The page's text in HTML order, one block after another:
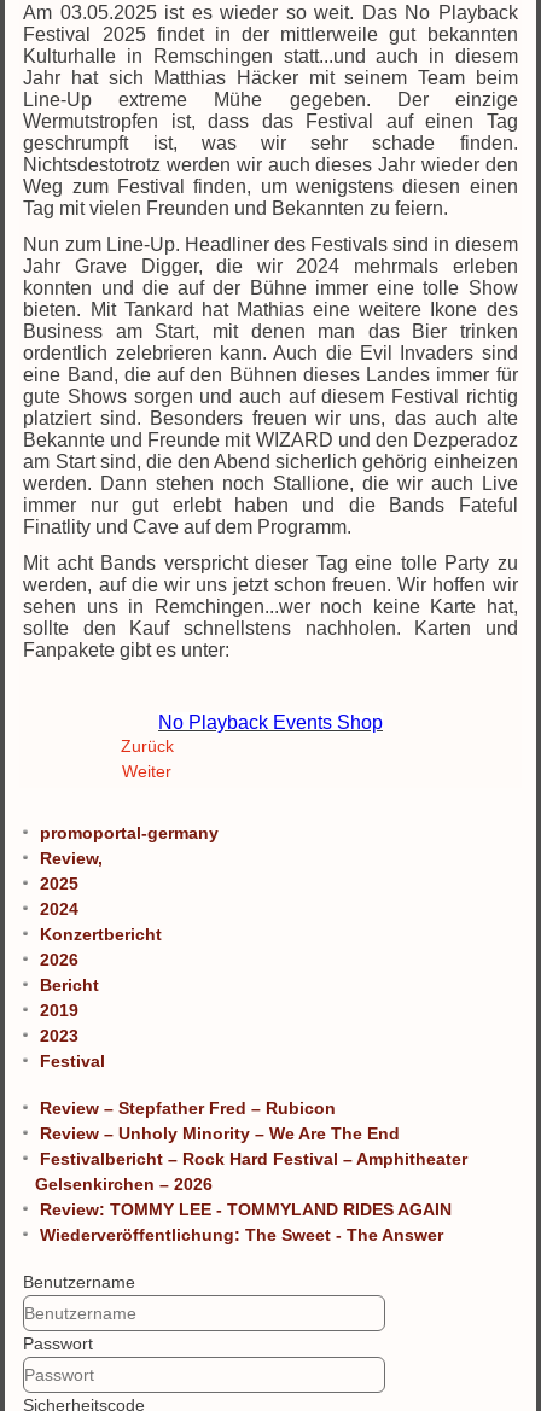
Am 03.05.2025 ist es wieder so weit. Das No Playback
Festival 2025 findet in der mittlerweile gut bekannten
Kulturhalle in Remschingen statt...und auch in diesem
Jahr hat sich Matthias Häcker mit seinem Team beim
Line-Up extreme Mühe gegeben. Der einzige
Wermutstropfen ist, dass das Festival auf einen Tag
geschrumpft ist, was wir sehr schade finden.
Nichtsdestotrotz werden wir auch dieses Jahr wieder den
Weg zum Festival finden, um wenigstens diesen einen
Tag mit vielen Freunden und Bekannten zu feiern.
Nun zum Line-Up. Headliner des Festivals sind in diesem
Jahr Grave Digger, die wir 2024 mehrmals erleben
konnten und die auf der Bühne immer eine tolle Show
bieten. Mit Tankard hat Mathias eine weitere Ikone des
Business am Start, mit denen man das Bier trinken
ordentlich zelebrieren kann. Auch die Evil Invaders sind
eine Band, die auf den Bühnen dieses Landes immer für
gute Shows sorgen und auch auf diesem Festival richtig
platziert sind. Besonders freuen wir uns, das auch alte
Bekannte und Freunde mit WIZARD und den Dezperadoz
am Start sind, die den Abend sicherlich gehörig einheizen
werden. Dann stehen noch Stallione, die wir auch Live
immer nur gut erlebt haben und die Bands Fateful
Finatlity und Cave auf dem Programm.
Mit acht Bands verspricht dieser Tag eine tolle Party zu
werden, auf die wir uns jetzt schon freuen. Wir hoffen wir
sehen uns in Remchingen...wer noch keine Karte hat,
sollte den Kauf schnellstens nachholen. Karten und
Fanpakete gibt es unter:
No Playback Events Shop
Zurück
Weiter
promoportal-germany
Review,
2025
2024
Konzertbericht
2026
Bericht
2019
2023
Festival
Review – Stepfather Fred – Rubicon
Review – Unholy Minority – We Are The End
Festivalbericht – Rock Hard Festival – Amphitheater
Gelsenkirchen – 2026
Review: TOMMY LEE - TOMMYLAND RIDES AGAIN
Wiederveröffentlichung: The Sweet - The Answer
Benutzername
Passwort
Sicherheitscode